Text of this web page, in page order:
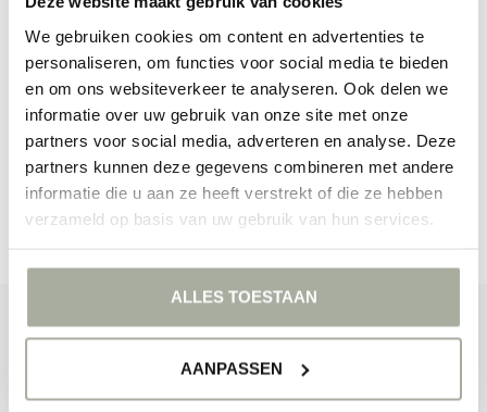
We gebruiken cookies om content en advertenties te
personaliseren, om functies voor social media te bieden
en om ons websiteverkeer te analyseren. Ook delen we
informatie over uw gebruik van onze site met onze
partners voor social media, adverteren en analyse. Deze
partners kunnen deze gegevens combineren met andere
informatie die u aan ze heeft verstrekt of die ze hebben
verzameld op basis van uw gebruik van hun services.
ALLES TOESTAAN
AANPASSEN
KEINE PRODUKTE GEFUNDEN!
ABONNIEREN SIE UNSEREN NEWSLETTER